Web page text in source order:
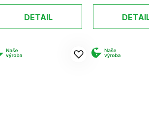
DETAIL